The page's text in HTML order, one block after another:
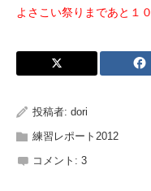
よさこい祭りまであと１
投稿者: dori
練習レポート2012
コメント: 3